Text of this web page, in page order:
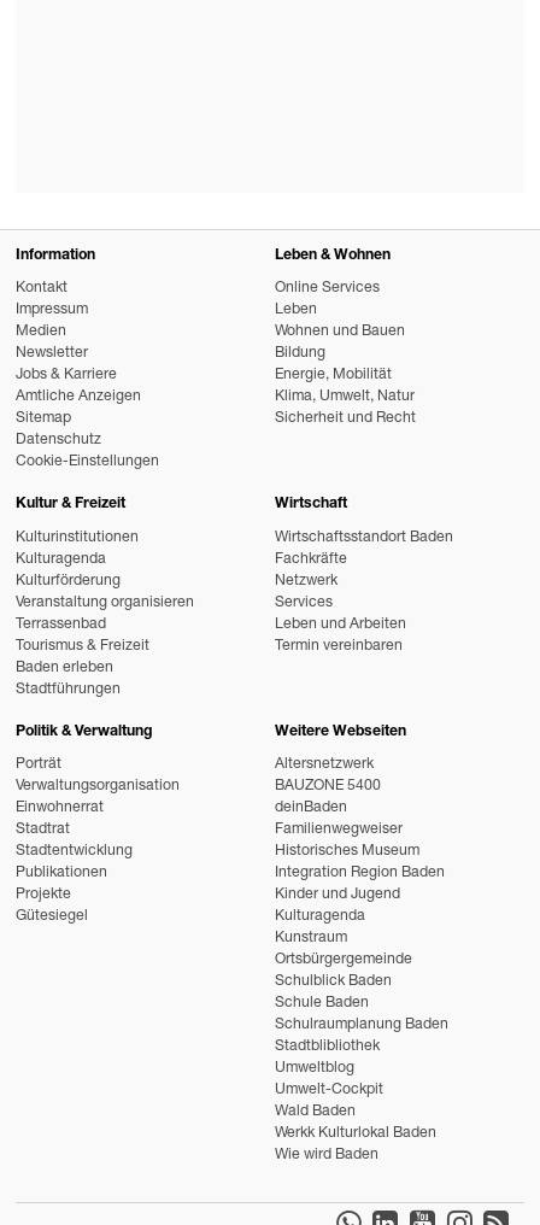
Information
Kontakt
Impressum
Medien
Newsletter
Jobs & Karriere
Amtliche Anzeigen
Sitemap
Datenschutz
Cookie-Einstellungen
Leben & Wohnen
Online Services
Leben
Wohnen und Bauen
Bildung
Energie, Mobilität
Klima, Umwelt, Natur
Sicherheit und Recht
Kultur & Freizeit
Kulturinstitutionen
Kulturagenda
Kulturförderung
Veranstaltung organisieren
Terrassenbad
Tourismus & Freizeit
Baden erleben
Stadtführungen
Wirtschaft
Wirtschaftsstandort Baden
Fachkräfte
Netzwerk
Services
Leben und Arbeiten
Termin vereinbaren
Politik & Verwaltung
Porträt
Verwaltungsorganisation
Einwohnerrat
Stadtrat
Stadtentwicklung
Publikationen
Projekte
Gütesiegel
Weitere Webseiten
Altersnetzwerk
BAUZONE 5400
deinBaden
Familienwegweiser
Historisches Museum
Integration Region Baden
Kinder und Jugend
Kulturagenda
Kunstraum
Ortsbürgergemeinde
Schulblick Baden
Schule Baden
Schulraumplanung Baden
Stadtblibliothek
Umweltblog
Umwelt-Cockpit
Wald Baden
Werkk Kulturlokal Baden
Wie wird Baden